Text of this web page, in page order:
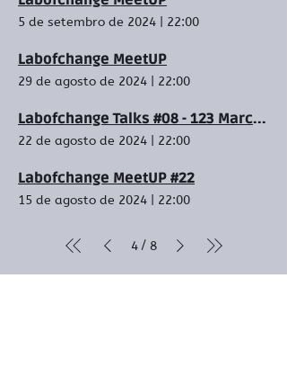
5 de setembro de 2024 22:00
Labofchange MeetUP
29 de agosto de 2024 22:00
Labofchange Talks #08 - 123 Marcas
22 de agosto de 2024 22:00
Labofchange MeetUP #22
15 de agosto de 2024 22:00
4 / 8